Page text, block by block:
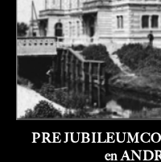
PRE
en